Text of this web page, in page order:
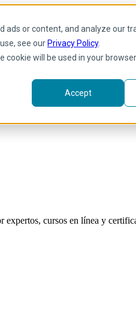
or content, and analyze our
see our Privacy Policy.
cookie will be used in your
Accept
cursos en línea y